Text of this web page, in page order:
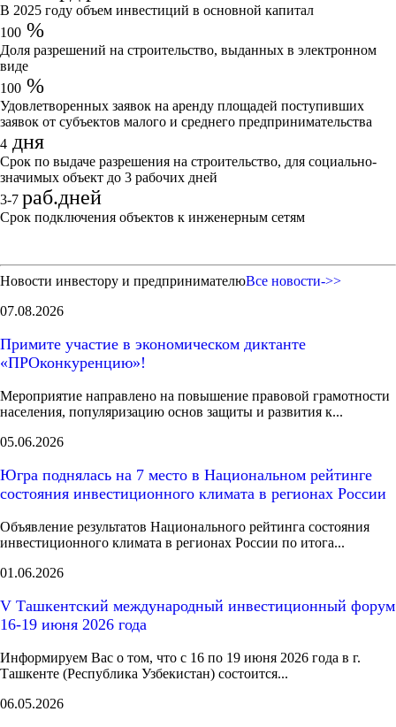
В 2025 году объем инвестиций в основной капитал
100 %
Доля разрешений на строительство, выданных в электронном
виде
100 %
Удовлетворенных заявок на аренду площадей поступивших
заявок от субъектов малого и среднего предпринимательства
4 дня
Срок по выдаче разрешения на строительство, для социально-
значимых объект до 3 рабочих дней
3-7 раб.дней
Срок подключения объектов к инженерным сетям
Новости инвестору и предпринимателюВсе новости->>
07.08.2026
Примите участие в экономическом диктанте
«ПРОконкуренцию»!
Мероприятие направлено на повышение правовой грамотности
населения, популяризацию основ защиты и развития к...
05.06.2026
Югра поднялась на 7 место в Национальном рейтинге
состояния инвестиционного климата в регионах России
Объявление результатов Национального рейтинга состояния
инвестиционного климата в регионах России по итога...
01.06.2026
V Ташкентский международный инвестиционный форум
16-19 июня 2026 года
Информируем Вас о том, что с 16 по 19 июня 2026 года в г.
Ташкенте (Республика Узбекистан) состоится...
06.05.2026